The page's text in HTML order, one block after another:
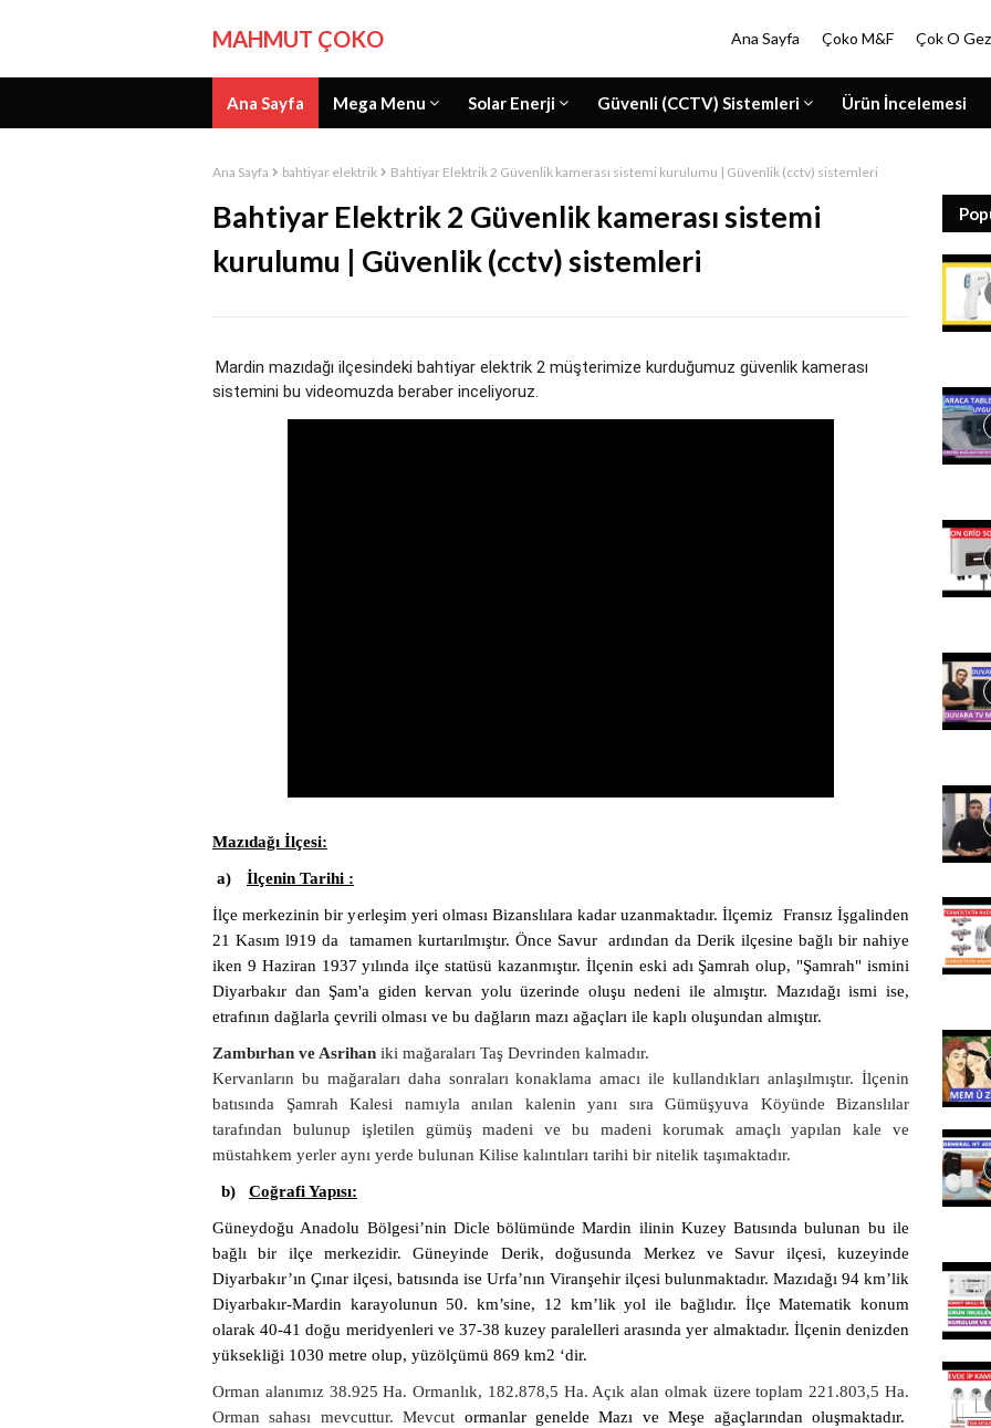
MAHMUT ÇOKO Ana Sayfa Çoko M&F Çok O
Ana Sayfa Mega Menu Solar Enerji Güvenli (CCTV) Sistemleri Ürün İncelemesi
Ana Sayfa bahtiyar elektrik Bahtiyar Elektrik 2 Güvenlik kamerası sistemi kurulumu | Güvenlik (cctv) sistemleri
Bahtiyar Elektrik 2 Güvenlik kamerası sistemi
kurulumu | Güvenlik (cctv) sistemleri
Mardin mazıdağı ilçesindeki bahtiyar elektrik 2 müşterimize kurduğumuz güvenlik kamerası
sistemini bu videomuzda beraber inceliyoruz.
Mazıdağı İlçesi:
a) İlçenin Tarihi :
İlçe merkezinin bir yerleşim yeri olması Bizanslılara kadar uzanmaktadır. İlçemiz Fransız İşgalinden
21 Kasım l919 da tamamen kurtarılmıştır. Önce Savur ardından da Derik ilçesine bağlı bir nahiye
iken 9 Haziran 1937 yılında ilçe statüsü kazanmıştır. İlçenin eski adı Şamrah olup, "Şamrah" ismini
Diyarbakır dan Şam'a giden kervan yolu üzerinde oluşu nedeni ile almıştır. Mazıdağı ismi ise,
etrafının dağlarla çevrili olması ve bu dağların mazı ağaçları ile kaplı oluşundan almıştır.
Zambırhan ve Asrihan iki mağaraları Taş Devrinden kalmadır.
Kervanların bu mağaraları daha sonraları konaklama amacı ile kullandıkları anlaşılmıştır. İlçenin
batısında Şamrah Kalesi namıyla anılan kalenin yanı sıra Gümüşyuva Köyünde Bizanslılar
tarafından bulunup işletilen gümüş madeni ve bu madeni korumak amaçlı yapılan kale ve
müstahkem yerler aynı yerde bulunan Kilise kalıntıları tarihi bir nitelik taşımaktadır.
b) Coğrafi Yapısı:
Güneydoğu Anadolu Bölgesi’nin Dicle bölümünde Mardin ilinin Kuzey Batısında bulunan bu ile
bağlı bir ilçe merkezidir. Güneyinde Derik, doğusunda Merkez ve Savur ilçesi, kuzeyinde
Diyarbakır’ın Çınar ilçesi, batısında ise Urfa’nın Viranşehir ilçesi bulunmaktadır. Mazıdağı 94 km’lik
Diyarbakır-Mardin karayolunun 50. km’sine, 12 km’lik yol ile bağlıdır. İlçe Matematik konum
olarak 40-41 doğu meridyenleri ve 37-38 kuzey paralelleri arasında yer almaktadır. İlçenin denizden
yüksekliği 1030 metre olup, yüzölçümü 869 km2 ‘dir.
Orman alanımız 38.925 Ha. Ormanlık, 182.878,5 Ha. Açık alan olmak üzere toplam 221.803,5 Ha.
Orman sahası mevcuttur. Mevcut ormanlar genelde Mazı ve Meşe ağaçlarından oluşmaktadır.